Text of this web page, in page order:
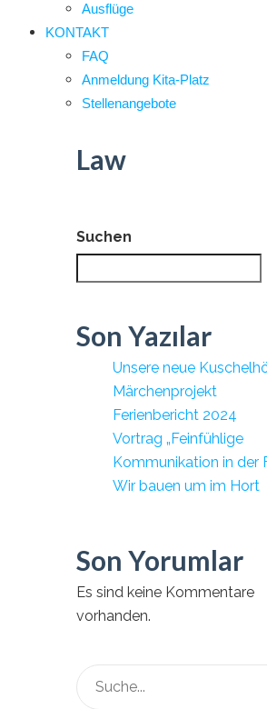
Ausflüge
KONTAKT
FAQ
Anmeldung Kita-Platz
Stellenangebote
Law
Suchen
Son Yazılar
Unsere neue
Märchenprojekt
Ferienbericht 2024
Vortrag „Feinfühlige
Kommunikation in der
Wir bauen um im Hort
Son Yorumlar
Es sind keine Kommentare
vorhanden.